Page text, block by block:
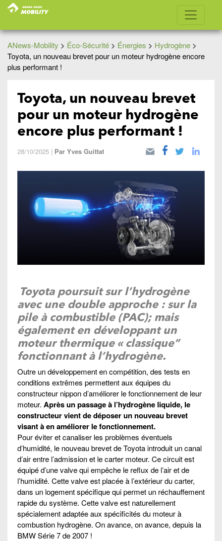
ANews-Mobility > Éco-Sécurité > Énergies > Hydrogène >
Toyota, un nouveau brevet pour un moteur hydrogène encore
plus performant !
Toyota, un nouveau brevet
pour un moteur hydrogène
encore plus performant !
28/10/2025 | Par Yves Guittat
Toyota poursuit sur l’hydrogène
avec une double approche : sur la
pile à combustible (PAC); mais
également en développant un
moteur thermique « classique”
fonctionnant à l’hydrogène.
Outre un développement en compétition, des tests en
conditions extrêmes permettent aux équipes du
constructeur nippon d’améliorer le fonctionnement de leur
moteur. Après un passage à l’hydrogène liquide, le
constructeur vient de déposer un nouveau brevet
visant à en améliorer le fonctionnement.
Pour éviter et canaliser les problèmes éventuels
d’humidité, le nouveau brevet de Toyota introduit un canal
d’air entre l’admission et le carter moteur. Ce circuit est
équipé d’une valve qui empêche le reflux de l’air et de
l’humidité. Cette valve est placée à l’extérieur du carter,
dans un logement spécifique qui permet un réchauffement
rapide du système. Cette valve est naturellement
spécialement adaptée aux spécificités du moteur à
combustion hydrogène. On avance, on avance, depuis la
BMW Série 7 de 2007 !